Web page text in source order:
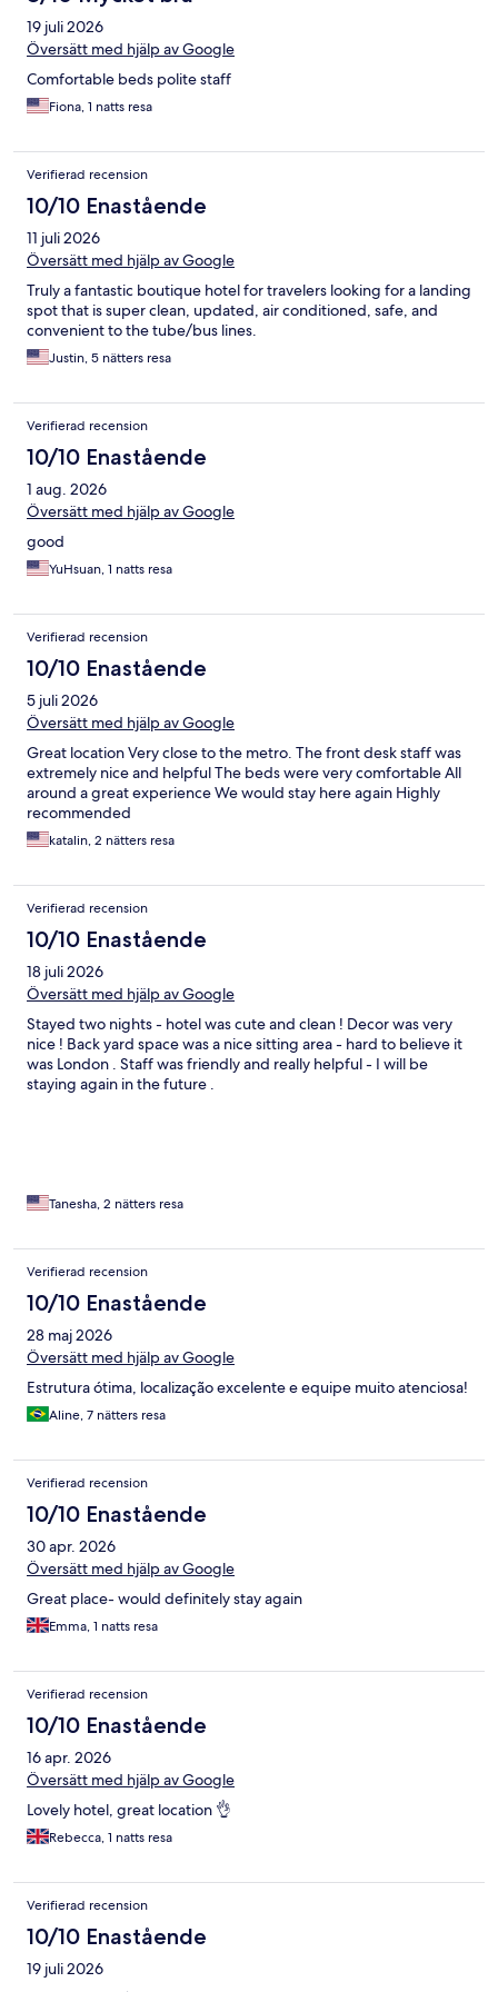
19 juli 2026
Översätt med hjälp av Google
Comfortable beds polite staff
Fiona, 1 natts resa
Verifierad recension
10/10 Enastående
11 juli 2026
Översätt med hjälp av Google
Truly a fantastic boutique hotel for travelers looking for a landing
spot that is super clean, updated, air conditioned, safe, and
convenient to the tube/bus lines.
Justin, 5 nätters resa
Verifierad recension
10/10 Enastående
1 aug. 2026
Översätt med hjälp av Google
‏good
YuHsuan, 1 natts resa
Verifierad recension
10/10 Enastående
5 juli 2026
Översätt med hjälp av Google
Great location Very close to the metro. The front desk staff was
extremely nice and helpful The beds were very comfortable All
around a great experience We would stay here again Highly
recommended
katalin, 2 nätters resa
Verifierad recension
10/10 Enastående
18 juli 2026
Översätt med hjälp av Google
Stayed two nights - hotel was cute and clean ! Decor was very
nice ! Back yard space was a nice sitting area - hard to believe it
was London . Staff was friendly and really helpful - I will be
staying again in the future .
Tanesha, 2 nätters resa
Verifierad recension
10/10 Enastående
28 maj 2026
Översätt med hjälp av Google
Estrutura ótima, localização excelente e equipe muito atenciosa!
Aline, 7 nätters resa
Verifierad recension
10/10 Enastående
30 apr. 2026
Översätt med hjälp av Google
Great place- would definitely stay again
Emma, 1 natts resa
Verifierad recension
10/10 Enastående
16 apr. 2026
Översätt med hjälp av Google
Lovely hotel, great location 👌
Rebecca, 1 natts resa
Verifierad recension
10/10 Enastående
19 juli 2026